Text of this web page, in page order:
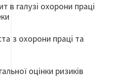
в галузі охорони праці
з охорони праці та
оцінки ризиків